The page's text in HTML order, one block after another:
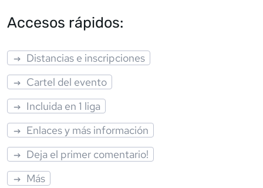
Accesos rápidos:
Distancias e inscripciones
Cartel del evento
Incluida en 1 liga
Enlaces y más información
Deja el primer comentario!
Más